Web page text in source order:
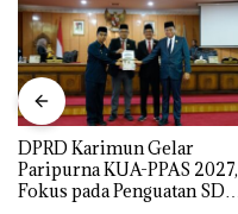
DPRD Karimun Gelar
Paripurna KUA-PPAS 2027,
Fokus pada Penguatan SDM,